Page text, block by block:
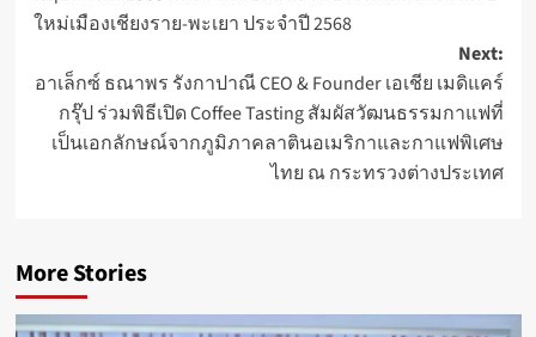
ใหม่เมืองเชียงราย-พะเยา ประจำปี 2568
Next:
อาเล็กซ์ ธณาพร รังกาปาณี CEO & Founder เอเชีย เมดิแคร์
กรุ๊ป ร่วมพิธีเปิด Coffee Tasting สัมผัสวัฒนธรรมกาแฟที่
เป็นเอกลักษณ์จากภูมิภาคลาตินอเมริกาและกาแฟพิเศษ
ไทย ณ กระทรวงต่างประเทศ
More Stories